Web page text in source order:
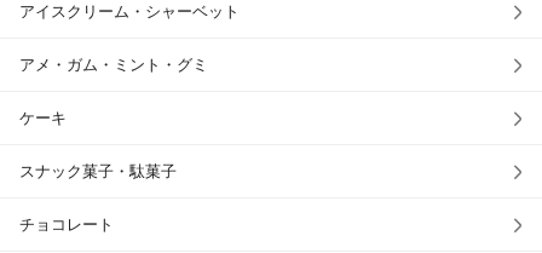
アイスクリーム・シャーベット
アメ・ガム・ミント・グミ
ケーキ
スナック菓子・駄菓子
チョコレート